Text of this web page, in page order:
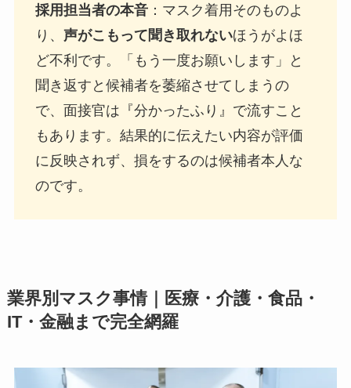
採用担当者の本音：マスク着用そのものよ
り、 声がこもって聞き取れないほうがよほ
ど不利です。「もう一度お願いします」と
聞き返すと候補者を萎縮させてしまうの
で、面接官は『分かったふり』で流すこと
もあります。結果的に伝えたい内容が評価
に反映されず、損をするのは候補者本人な
のです。
業界別マスク事情｜医療・介護・食品・
IT・金融まで完全網羅